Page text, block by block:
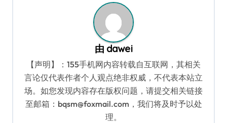
由 dawei
【声明】：155手机网内容转载自互联网，其相关
言论仅代表作者个人观点绝非权威，不代表本站立
场。如您发现内容存在版权问题，请提交相关链接
至邮箱：bqsm@foxmail.com，我们将及时予以处
理。